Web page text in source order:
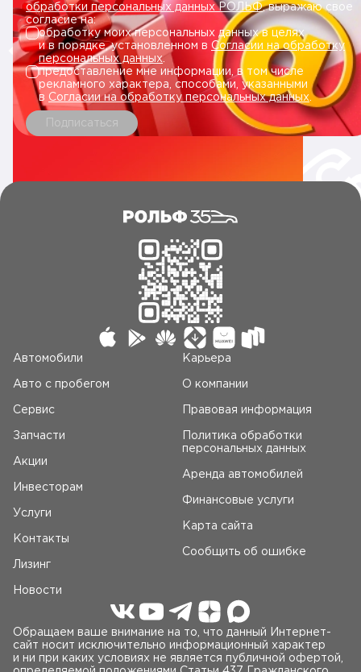
обработки персональных данных РОЛЬФ, выражаю свое
согласие на:
обработку моих персональных данных в целях
и в порядке, установленном в Согласии на обработку
персональных данных.
предоставление мне информации, в том числе
рекламного характера, способами, указанными
в Согласии на обработку персональных данных
Подписаться
Автомобили
Авто c пробегом
Сервис
Запчасти
Акции
Инвесторам
Услуги
Контакты
Лизинг
Новости
Карьера
О компании
Правовая информация
Политика обработки
персональных данных
Аренда автомобилей
Финансовые услуги
Карта сайта
Сообщить об ошибке
Обращаем ваше внимание на то, что данный Интернет-
сайт носит исключительно информационный характер
и ни при каких условиях не является публичной офертой,